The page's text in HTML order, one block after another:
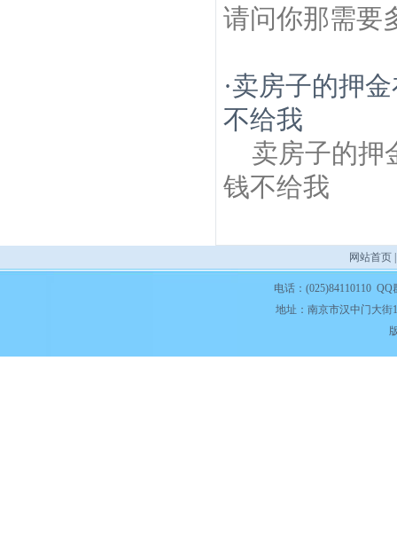
请问你那需要
·卖房子的押
不给我
卖房子的押
钱不给我
网站首页
电话：(025)84110110
地址：南京市汉中门大街